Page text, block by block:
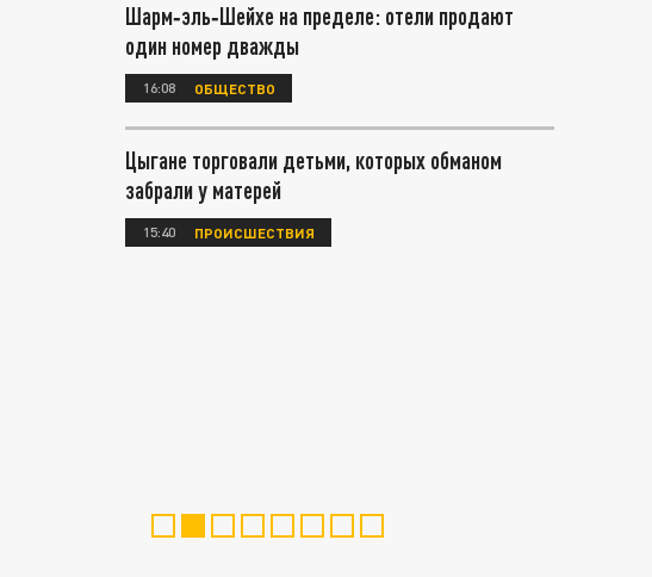
Шарм‑эль‑Шейхе на пределе: отели продают
один номер дважды
16:08 ОБЩЕСТВО
Цыгане торговали детьми, которых обманом
забрали у матерей
15:40 ПРОИСШЕСТВИЯ